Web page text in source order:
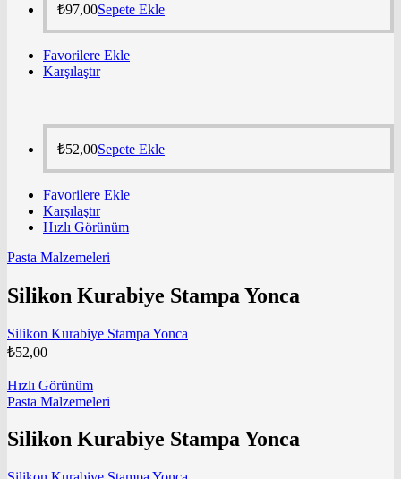
₺97,00Sepete Ekle
Favorilere Ekle
Karşılaştır
₺52,00Sepete Ekle
Favorilere Ekle
Karşılaştır
Hızlı Görünüm
Pasta Malzemeleri
Silikon Kurabiye Stampa Yonca
Silikon Kurabiye Stampa Yonca
₺52,00
Hızlı Görünüm
Pasta Malzemeleri
Silikon Kurabiye Stampa Yonca